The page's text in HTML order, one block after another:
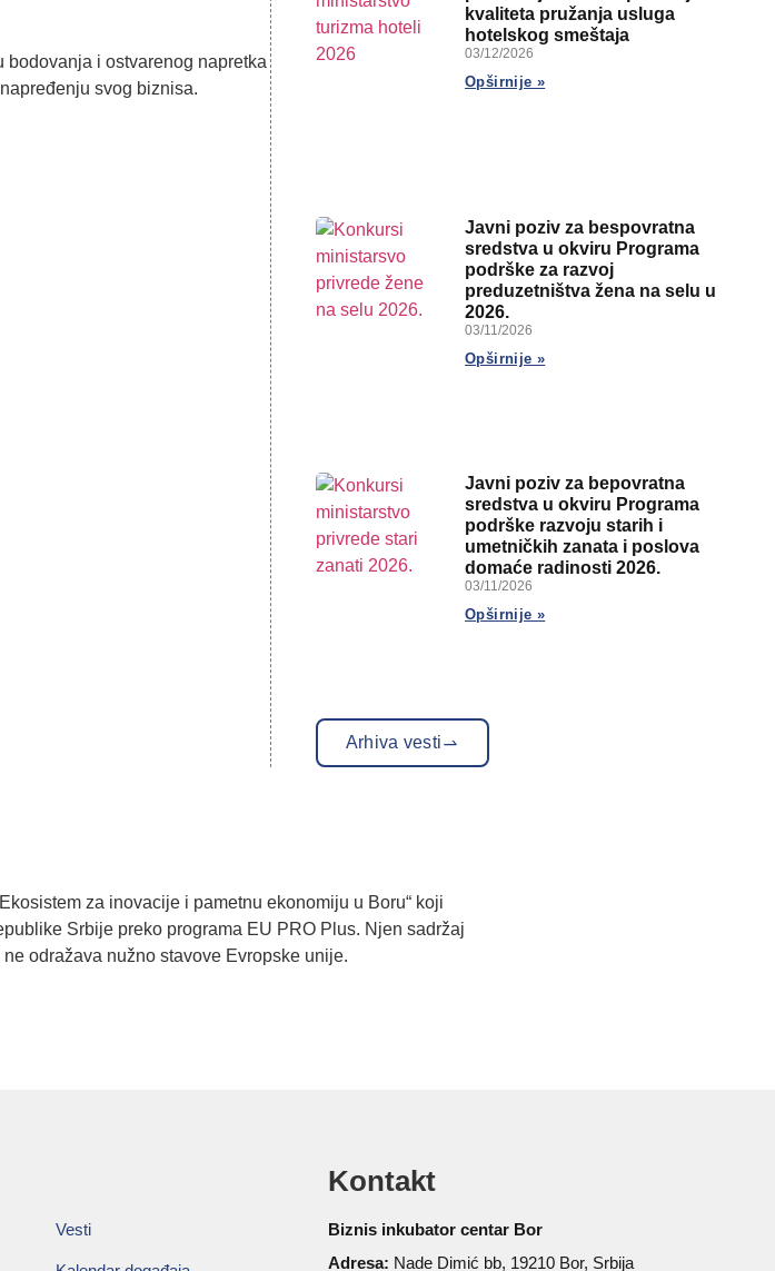
i ostvarenog napretka
svog biznisa.
kvaliteta pružanja usluga
hotelskog smeštaja
03/12/2026
Opširnije »
Javni poziv za bespovratna
sredstva u okviru Programa
podrške za razvoj
preduzetništva žena na selu u
2026.
03/11/2026
Opširnije »
Javni poziv za bepovratna
sredstva u okviru Programa
podrške razvoju starih i
umetničkih zanata i poslova
domaće radinosti 2026.
03/11/2026
Opširnije »
Arhiva vesti
za inovacije i pametnu ekonomiju u Boru“ koji
Srbije preko programa EU PRO Plus. Njen sadržaj
odražava nužno stavove Evropske unije.
Vesti
Kontakt
Biznis inkubator centar Bor
Adresa: Nade Dimić bb, 19210 Bor, Srbija